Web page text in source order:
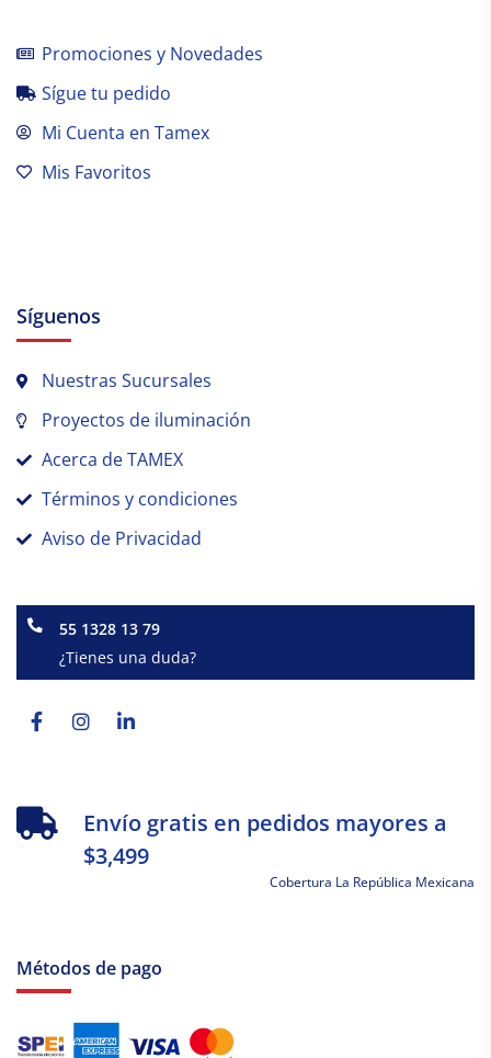
Promociones y Novedades
Sígue tu pedido
Mi Cuenta en Tamex
Mis Favoritos
Síguenos
Nuestras Sucursales
Proyectos de iluminación
Acerca de TAMEX
Términos y condiciones
Aviso de Privacidad
55 1328 13 79
¿Tienes una duda?
f
Envío gratis en pedidos mayores a
$3,499
Cobertura La República Mexicana
Métodos de pago